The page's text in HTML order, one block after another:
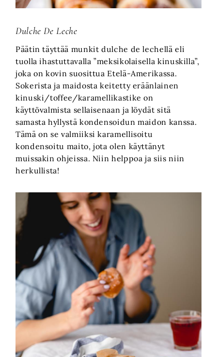
Dulche De Leche
Päätin täyttää munkit dulche de lechellä eli
tuolla ihastuttavalla ”meksikolaisella kinuskilla”,
joka on kovin suosittua Etelä-Amerikassa.
Sokerista ja maidosta keitetty eräänlainen
kinuski/toffee/karamellikastike on
käyttövalmista sellaisenaan ja löydät sitä
samasta hyllystä kondensoidun maidon kanssa.
Tämä on se valmiiksi karamellisoitu
kondensoitu maito, jota olen käyttänyt
muissakin ohjeissa. Niin helppoa ja siis niin
herkullista!